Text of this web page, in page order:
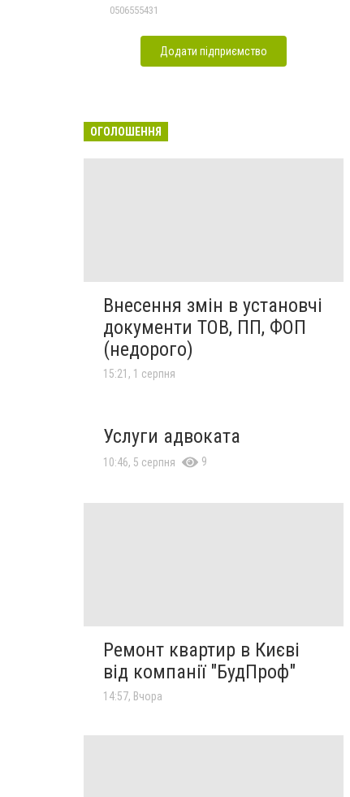
Дон.обл.
0506555431
Додати підприємство
ОГОЛОШЕННЯ
Внесення змін в установчі
документи ТОВ, ПП, ФОП
(недорого)
15:21, 1 серпня
Услуги адвоката
10:46, 5 серпня 9
Ремонт квартир в Києві
від компанії "БудПроф"
14:57, Вчора